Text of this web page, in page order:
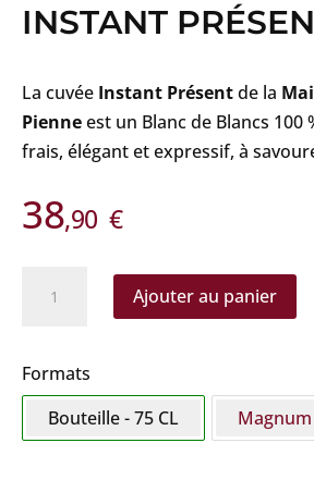
INSTANT
La cuvée Instant Présentde la
Pienneest un Blanc de Blancs 100
frais, élégant et expressif, à
38,90 €
Pienne
-
Instant
Ajouter au panier
Formats
Bouteille - 75 CL
Magnum